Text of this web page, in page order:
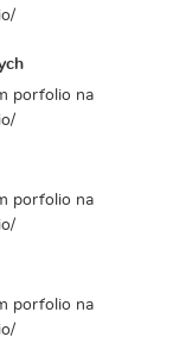
porfolio na
porfolio na
porfolio na